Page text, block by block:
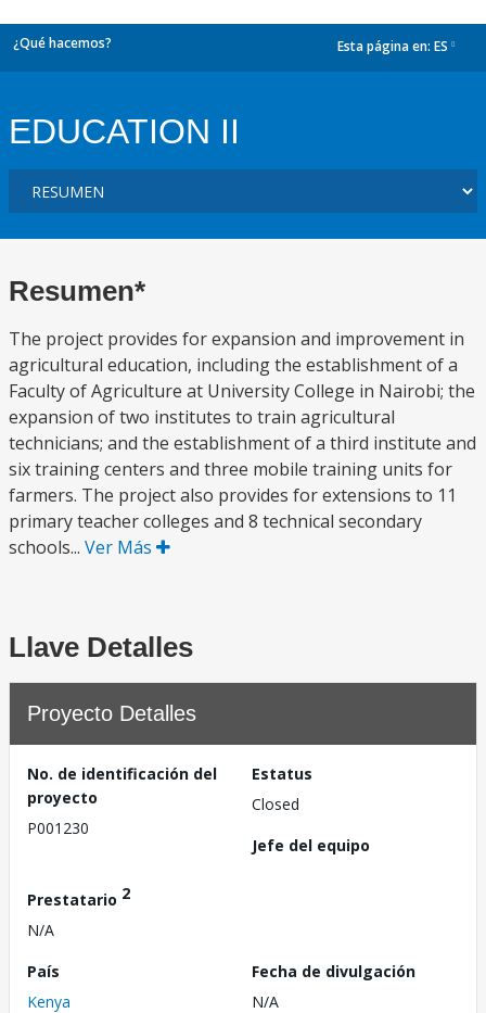
¿Qué hacemos? Esta página en: ES
EDUCATION II
Resumen*
The project provides for expansion and improvement in
agricultural education, including the establishment of a
Faculty of Agriculture at University College in Nairobi; the
expansion of two institutes to train agricultural
technicians; and the establishment of a third institute and
six training centers and three mobile training units for
farmers. The project also provides for extensions to 11
primary teacher colleges and 8 technical secondary
schools... Ver Más
Llave Detalles
Proyecto Detalles
No. de identificación del
proyecto
P001230
Estatus
Closed
Jefe del equipo
Prestatario 2
N/A
País
Kenya
Fecha de divulgación
N/A